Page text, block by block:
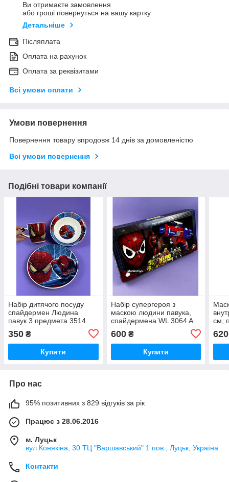
Ви отримаєте замовлення
або гроші повернуться на вашу картку
Детальніше
Післяплата
Оплата на рахунок
Оплата за реквізитами
Всі умови оплати
Умови повернення
Повернення товару впродовж 14 днів за домовленістю
Всі умови повернення
Подібні товари компанії
Набір дитячого посуду
спайдермен Людина
павук 3 предмета 3514
350 ₴
Купити
Набір супергероя з
маскою людини павука,
спайдермена WL 3064 A
маска має підсвічування
600₴
Купити
см,
620
Про нас
95% позитивних з 829 відгуків за рік
Працює з 28.06.2016
м. Луцьк
вул.Конякіна, 30 ТЦ "Варшавський" 1 пов., Луцьк, Україна
Контакти